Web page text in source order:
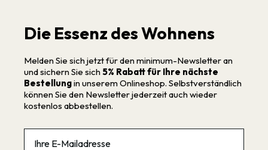
Die Essenz des Wohnens
Melden Sie sich jetzt für den minimum-Newsletter an
und sichern Sie sich 5% Rabatt für Ihre nächste
Bestellungin unserem Onlineshop. Selbstverständlich
können Sie den Newsletter jederzeit auch wieder
kostenlos abbestellen.